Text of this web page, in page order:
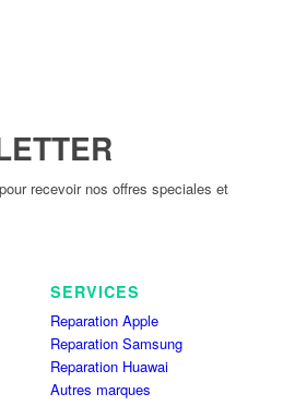
recevoir nos offres speciales et
SERVICES
Reparation Apple
Reparation Samsung
Reparation Huawai
Autres marques